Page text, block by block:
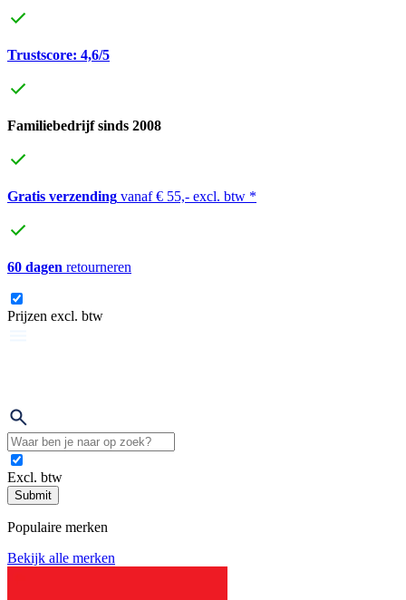
Trustscore: 4,6/5
Familiebedrijf sinds 2008
Gratis verzending vanaf € 55,- excl. btw *
60 dagen retourneren
Prijzen excl. btw
Excl. btw
Submit
Populaire merken
Bekijk alle merken